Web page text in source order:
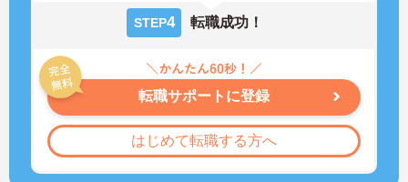
STEP4 転職成功！
転職サポートに登録
はじめて転職する方へ